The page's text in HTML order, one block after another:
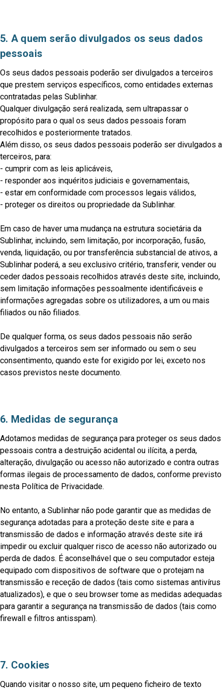
5. A quem serão divulgados os seus dados
pessoais
Os seus dados pessoais poderão ser divulgados a terceiros
que prestem serviços específicos, como entidades externas
contratadas pelas Sublinhar.
Qualquer divulgação será realizada, sem ultrapassar o
propósito para o qual os seus dados pessoais foram
recolhidos e posteriormente tratados.
Além disso, os seus dados pessoais poderão ser divulgados a
terceiros, para:
- cumprir com as leis aplicáveis,
- responder aos inquéritos judiciais e governamentais,
- estar em conformidade com processos legais válidos,
- proteger os direitos ou propriedade da Sublinhar.
Em caso de haver uma mudança na estrutura societária da
Sublinhar, incluindo, sem limitação, por incorporação, fusão,
venda, liquidação, ou por transferência substancial de ativos, a
Sublinhar poderá, a seu exclusivo critério, transferir, vender ou
ceder dados pessoais recolhidos através deste site, incluindo,
sem limitação informações pessoalmente identificáveis e
informações agregadas sobre os utilizadores, a um ou mais
filiados ou não filiados.
De qualquer forma, os seus dados pessoais não serão
divulgados a terceiros sem ser informado ou sem o seu
consentimento, quando este for exigido por lei, exceto nos
casos previstos neste documento.
6. Medidas de segurança
Adotamos medidas de segurança para proteger os seus dados
pessoais contra a destruição acidental ou ilícita, a perda,
alteração, divulgação ou acesso não autorizado e contra outras
formas ilegais de processamento de dados, conforme previsto
nesta Política de Privacidade.
No entanto, a Sublinhar não pode garantir que as medidas de
segurança adotadas para a proteção deste site e para a
transmissão de dados e informação através deste site irá
impedir ou excluir qualquer risco de acesso não autorizado ou
perda de dados. É aconselhável que o seu computador esteja
equipado com dispositivos de software que o protejam na
transmissão e receção de dados (tais como sistemas antivírus
atualizados), e que o seu browser tome as medidas adequadas
para garantir a segurança na transmissão de dados (tais como
firewall e filtros antisspam).
7. Cookies
Quando visitar o nosso site, um pequeno ficheiro de texto